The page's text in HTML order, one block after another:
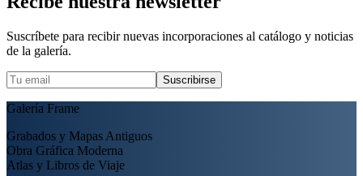
Suscríbete para recibir nuevas incorporaciones al catálogo y noticias
de la galería.
Suscribirse
Galería Frame
Grabados y Mapas Antiguos
Obra Gráfica Moderna
Atlas y Libros de Viaje